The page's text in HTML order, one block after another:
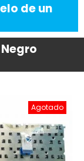
de un
Agotado